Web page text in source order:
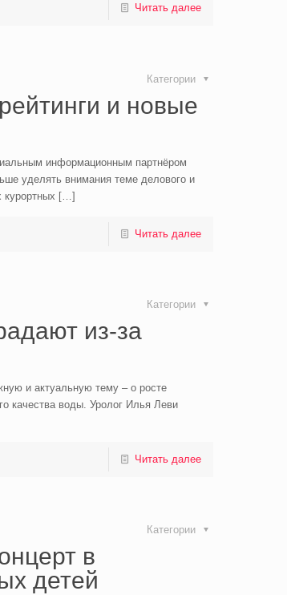
Читать далее
Категории
и новые
информационным партнёром
уделять внимания теме делового и
курортных […]
Читать далее
Категории
из-за
и актуальную тему – о росте
качества воды. Уролог Илья Леви
Читать далее
Категории
в
детей